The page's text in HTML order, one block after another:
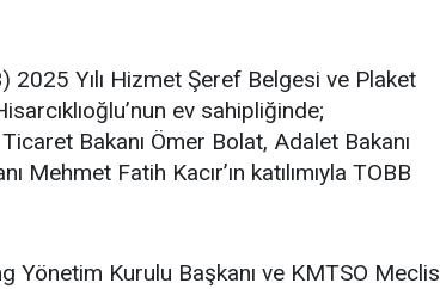
Yılı Hizmet Şeref Belgesi ve Plaket
ev sahipliğinde;
Bakanı Ömer Bolat, Adalet Bakanı
Mehmet Fatih Kacır’ın katılımıyla TOBB
Yönetim Kurulu Başkanı ve KMTSO Meclis